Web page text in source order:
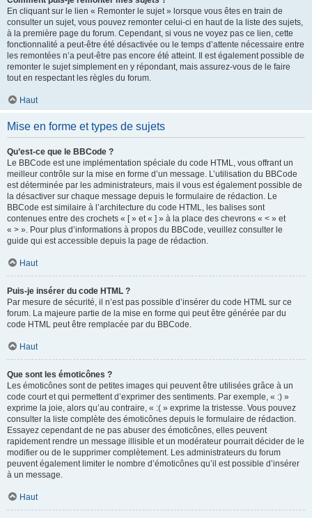
En cliquant sur le lien « Remonter le sujet » lorsque vous êtes en train de
consulter un sujet, vous pouvez remonter celui-ci en haut de la liste des sujets,
à la première page du forum. Cependant, si vous ne voyez pas ce lien, cette
fonctionnalité a peut-être été désactivée ou le temps d’attente nécessaire entre
les remontées n’a peut-être pas encore été atteint. Il est également possible de
remonter le sujet simplement en y répondant, mais assurez-vous de le faire
tout en respectant les règles du forum.
Haut
Mise en forme et types de sujets
Qu’est-ce que le BBCode ?
Le BBCode est une implémentation spéciale du code HTML, vous offrant un
meilleur contrôle sur la mise en forme d’un message. L’utilisation du BBCode
est déterminée par les administrateurs, mais il vous est également possible de
la désactiver sur chaque message depuis le formulaire de rédaction. Le
BBCode est similaire à l’architecture du code HTML, les balises sont
contenues entre des crochets « [ » et « ] » à la place des chevrons « < » et
« > ». Pour plus d’informations à propos du BBCode, veuillez consulter le
guide qui est accessible depuis la page de rédaction.
Haut
Puis-je insérer du code HTML ?
Par mesure de sécurité, il n’est pas possible d’insérer du code HTML sur ce
forum. La majeure partie de la mise en forme qui peut être générée par du
code HTML peut être remplacée par du BBCode.
Haut
Que sont les émoticônes ?
Les émoticônes sont de petites images qui peuvent être utilisées grâce à un
code court et qui permettent d’exprimer des sentiments. Par exemple, « :) »
exprime la joie, alors qu’au contraire, « :( » exprime la tristesse. Vous pouvez
consulter la liste complète des émoticônes depuis le formulaire de rédaction.
Essayez cependant de ne pas abuser des émoticônes, elles peuvent
rapidement rendre un message illisible et un modérateur pourrait décider de le
modifier ou de le supprimer complètement. Les administrateurs du forum
peuvent également limiter le nombre d’émoticônes qu’il est possible d’insérer
à un message.
Haut